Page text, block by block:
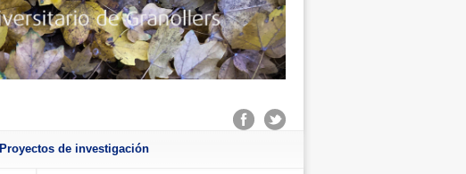
Proyectos de investigación